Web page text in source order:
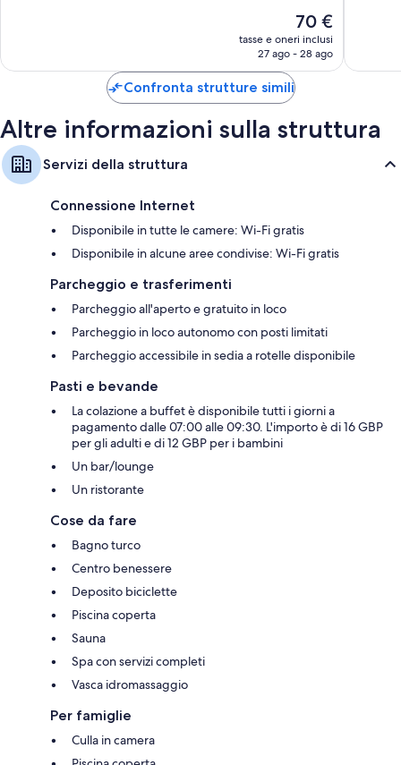
Bagni con docce con soffione a pioggia e set di cortesia
Guardaroba o armadi, culle/letti per bambini (gratis) e bollitore
Il
prezzo
attuale
70 €
70 €
tasse e oneri inclusi
27 ago - 28 ago
Confronta strutture simili
Altre informazioni sulla struttura
Servizi della struttura
Connessione Internet
Disponibile in tutte le camere: Wi-Fi gratis
Disponibile in alcune aree condivise: Wi-Fi gratis
Parcheggio e trasferimenti
Parcheggio all'aperto e gratuito in loco
Parcheggio in loco autonomo con posti limitati
Parcheggio accessibile in sedia a rotelle disponibile
Pasti e bevande
La colazione a buffet è disponibile tutti i giorni a
pagamento dalle 07:00 alle 09:30. L'importo è di 16 GBP
per gli adulti e di 12 GBP per i bambini
Un bar/lounge
Un ristorante
Cose da fare
Bagno turco
Centro benessere
Deposito biciclette
Piscina coperta
Sauna
Spa con servizi completi
Vasca idromassaggio
Per famiglie
Culla in camera